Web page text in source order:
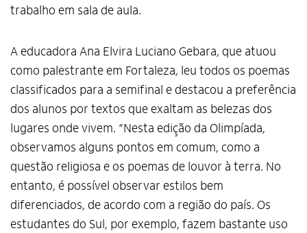
trabalho em sala de aula.
A educadora Ana Elvira Luciano Gebara, que atuou
como palestrante em Fortaleza, leu todos os poemas
classificados para a semifinal e destacou a preferência
dos alunos por textos que exaltam as belezas dos
lugares onde vivem. “Nesta edição da Olimpíada,
observamos alguns pontos em comum, como a
questão religiosa e os poemas de louvor à terra. No
entanto, é possível observar estilos bem
diferenciados, de acordo com a região do país. Os
estudantes do Sul, por exemplo, fazem bastante uso